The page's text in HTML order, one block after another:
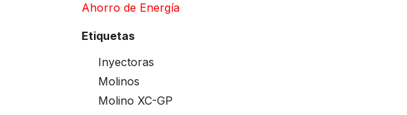
Ahorro de Energía
Etiquetas
Inyectoras
Molinos
Molino XC-GP